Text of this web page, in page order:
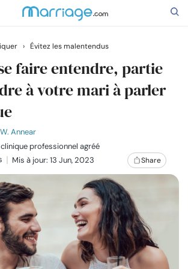
› Évitez les malentendus
faire entendre, partie
à votre mari à parler
Annear
professionnel agréé
Mis à jour: 13 Jun, 2023 Share